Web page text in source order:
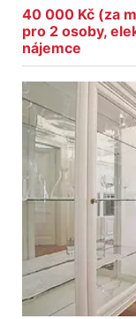
40 000 Kč (za
pro 2 osoby,
nájemce